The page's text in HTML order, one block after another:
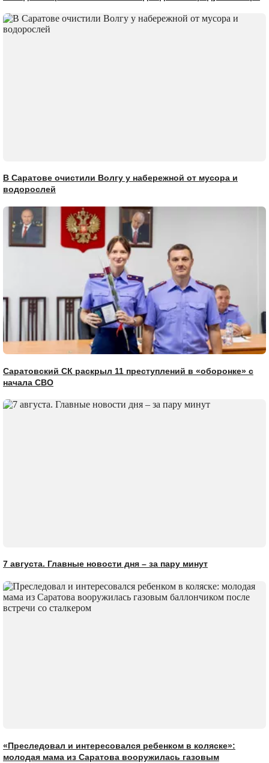
В Саратове очистили Волгу у набережной от мусора и
водорослей
Саратовский СК раскрыл 11 преступлений в «оборонке» с
начала СВО
7 августа. Главные новости дня – за пару минут
«Преследовал и интересовался ребенком в коляске»:
молодая мама из Саратова вооружилась газовым